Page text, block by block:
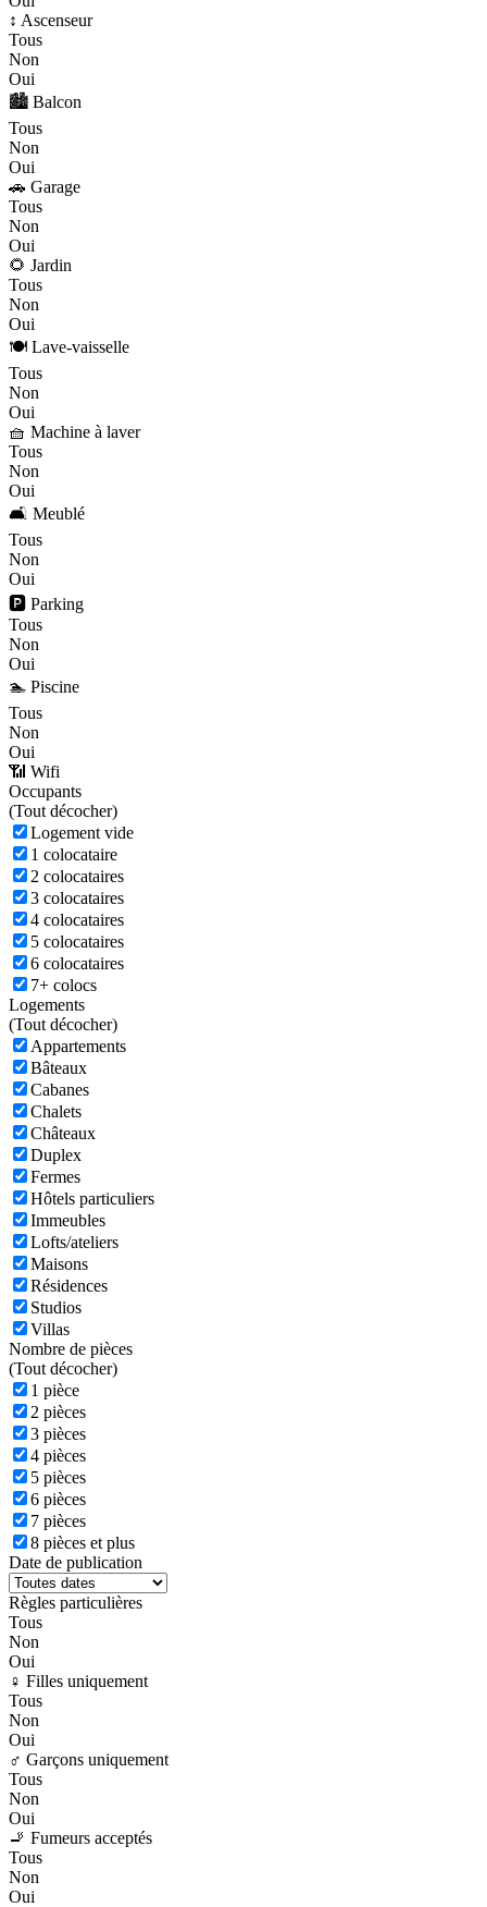
↕️ Ascenseur
Tous
Non
Oui
🏙️ Balcon
Tous
Non
Oui
🚗 Garage
Tous
Non
Oui
🌻 Jardin
Tous
Non
Oui
🍽️ Lave-vaisselle
Tous
Non
Oui
🧺 Machine à laver
Tous
Non
Oui
🛋️ Meublé
Tous
Non
Oui
🅿️ Parking
Tous
Non
Oui
🏊 Piscine
Tous
Non
Oui
📶 Wifi
Occupants
(Tout décocher)
Logement vide
1 colocataire
2 colocataires
3 colocataires
4 colocataires
5 colocataires
6 colocataires
7+ colocs
Logements
(Tout décocher)
Appartements
Bâteaux
Cabanes
Chalets
Châteaux
Duplex
Fermes
Hôtels particuliers
Immeubles
Lofts/ateliers
Maisons
Résidences
Studios
Villas
Nombre de pièces
(Tout décocher)
1 pièce
2 pièces
3 pièces
4 pièces
5 pièces
6 pièces
7 pièces
8 pièces et plus
Date de publication
Règles particulières
Tous
Non
Oui
♀️ Filles uniquement
Tous
Non
Oui
♂️ Garçons uniquement
Tous
Non
Oui
🚬 Fumeurs acceptés
Tous
Non
Oui